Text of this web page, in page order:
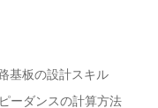
基板の設計スキル
ーダンスの計算方法